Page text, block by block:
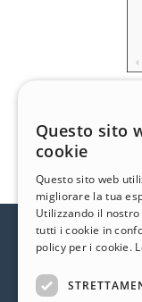
Questo sito
cookie
Questo sito web
migliorare la tua
Utilizzando il
tutti i cookie in
policy per i cookie.